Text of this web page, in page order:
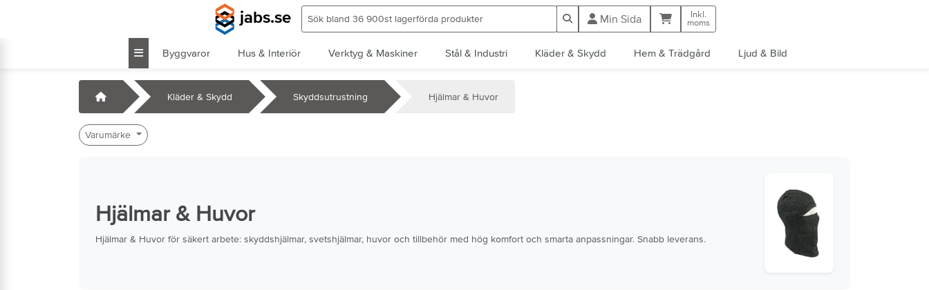
jabs.se Min Sida Kundvagn
Inkl.
moms
Byggvaror Hus & Interiör Verktyg & Maskiner Stål & Industri Kläder & Skydd Hem & Trädgård Ljud & Bild
Startsida Kläder & Skydd Skyddsutrustning Hjälmar & Huvor
Varumärke
Hjälmar & Huvor
Hjälmar & Huvor för säkert arbete: skyddshjälmar, svetshjälmar, huvor och tillbehör med hög komfort och smarta anpassningar. Snabb leverans.